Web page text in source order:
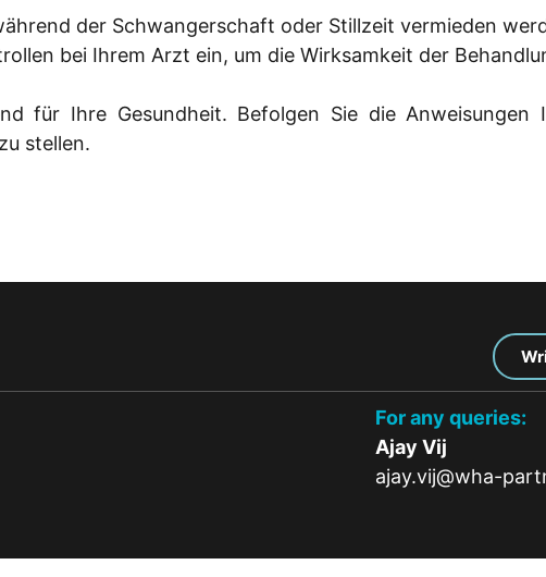
der Schwangerschaft oder Stillzeit vermieden
bei Ihrem Arzt ein, um die Wirksamkeit der
für Ihre Gesundheit. Befolgen Sie die Anweisungen
stellen.
For any queries:
Ajay Vij
ajay.vij@wha-